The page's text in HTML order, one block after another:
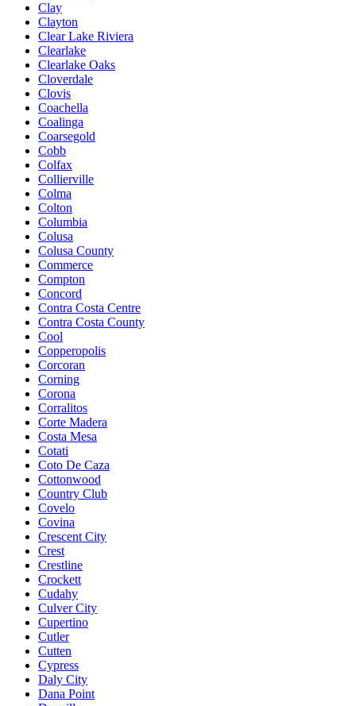
Clay
Clayton
Clear Lake Riviera
Clearlake
Clearlake Oaks
Cloverdale
Clovis
Coachella
Coalinga
Coarsegold
Cobb
Colfax
Collierville
Colma
Colton
Columbia
Colusa
Colusa County
Commerce
Compton
Concord
Contra Costa Centre
Contra Costa County
Cool
Copperopolis
Corcoran
Corning
Corona
Corralitos
Corte Madera
Costa Mesa
Cotati
Coto De Caza
Cottonwood
Country Club
Covelo
Covina
Crescent City
Crest
Crestline
Crockett
Cudahy
Culver City
Cupertino
Cutler
Cutten
Cypress
Daly City
Dana Point